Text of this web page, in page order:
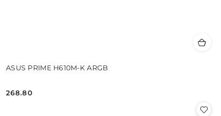
ASUS PRIME H610M-K ARGB
Cena:
268.80